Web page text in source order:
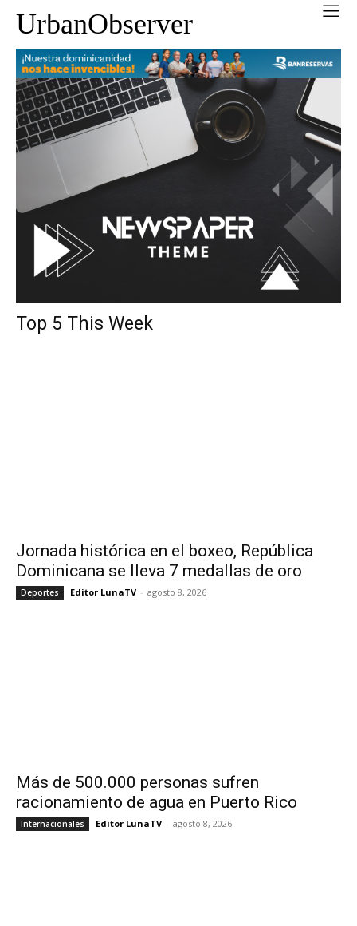
UrbanObserver
Top 5 This Week
Jornada histórica en el boxeo, República
Dominicana se lleva 7 medallas de oro
Deportes Editor LunaTV - agosto 8, 2026
Más de 500.000 personas sufren
racionamiento de agua en Puerto Rico
Internacionales Editor LunaTV - agosto 8, 2026